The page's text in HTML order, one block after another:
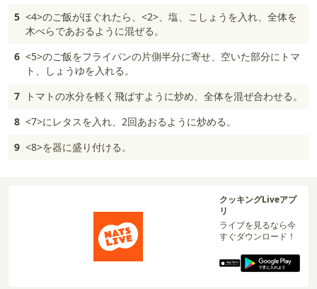
5 <4>のご飯がほぐれたら、<2>、塩、こしょうを入れ、全体を
木べらであおるように混ぜる。
6 <5>のご飯をフライパンの片側半分に寄せ、空いた部分にトマ
ト、しょうゆを入れる。
7
トマトの水分を軽く飛ばすように炒め、全体を混ぜ合わせる。
8 <7>にレタスを入れ、2回あおるように炒める。
9 <8>を器に盛り付ける。
クッキングLiveアプ
リ
ライブを見るなら今
すぐダウンロード！